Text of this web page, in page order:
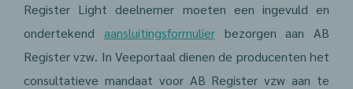
Register Light deelnemer moeten een ingevuld en
ondertekend aansluitingsformulierbezorgen aan AB
Register vzw. In Veeportaal dienen de producenten het
consultatieve mandaat voor AB Register vzw aan te